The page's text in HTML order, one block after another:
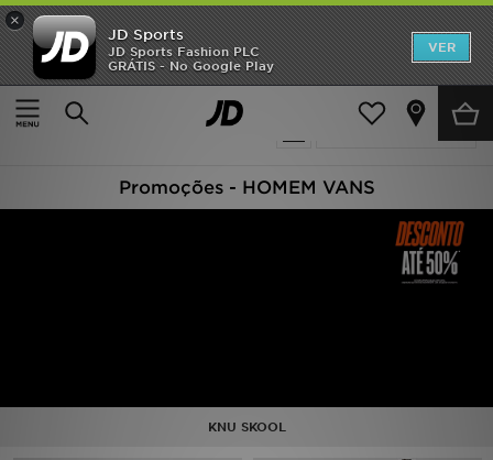
×
JD Sports
JD Sports Fashion PLC
GRÁTIS - No Google Play
VER
Página principal
Homem
Actualizar a pesquisa
8 produtos encontrados
Promoções - HOMEM VANS
KNU SKOOL
INÍCIO
Promoções